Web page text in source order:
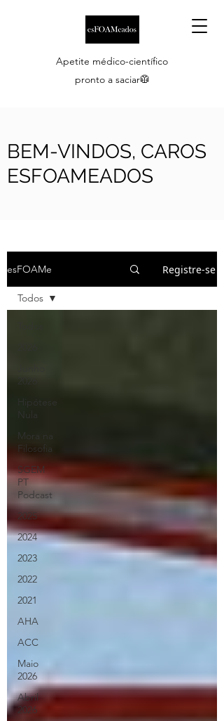
Apetite médico-científico
pronto a saciar🥼
BEM-VINDOS, CAROS
ESFOAMEADOS
esFOAMe Registre-se
Hipótese
Nula
Mora na
Filosofia
SGEM
PT
Podcast
2025
2024
2023
2022
2021
AHA
ACC
Maio
2026
Abril
2026
Todos